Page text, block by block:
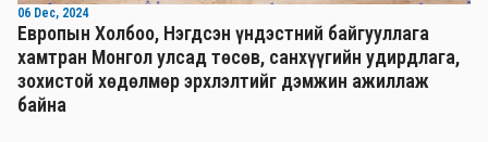
06 Dec, 2024
Европын Холбоо, Нэгдсэн үндэстний байгууллага
хамтран Монгол улсад төсөв, санхүүгийн удирдлага,
зохистой хөдөлмөр эрхлэлтийг дэмжин ажиллаж
байна